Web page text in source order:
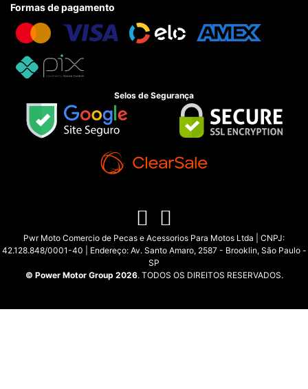
Formas de pagamento
Selos de Segurança
Pwr Moto Comercio de Pecas e Acessorios Para Motos Ltda | CNPJ:
42.128.848/0001-40 | Endereço: Av. Santo Amaro, 2587 - Brooklin, São Paulo -
SP
© Power Motor Group 2026. TODOS OS DIREITOS RESERVADOS.